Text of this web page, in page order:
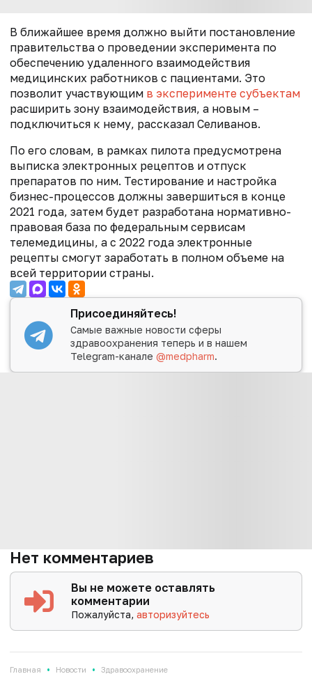
В ближайшее время должно выйти постановление
правительства о проведении эксперимента по
обеспечению удаленного взаимодействия
медицинских работников с пациентами. Это
позволит участвующим в эксперименте субъектам
расширить зону взаимодействия, а новым –
подключиться к нему, рассказал Селиванов.
По его словам, в рамках пилота предусмотрена
выписка электронных рецептов и отпуск
препаратов по ним. Тестирование и настройка
бизнес-процессов должны завершиться в конце
2021 года, затем будет разработана нормативно-
правовая база по федеральным сервисам
телемедицины, а с 2022 года электронные
рецепты смогут заработать в полном объеме на
всей территории страны.
Присоединяйтесь!
Самые важные новости сферы
здравоохранения теперь и в нашем
Telegram-канале@medpharm.
Нет комментариев
Вы не можете оставлять
комментарии
Пожалуйста,авторизуйтесь
Главная • Новости • Здравоохранение